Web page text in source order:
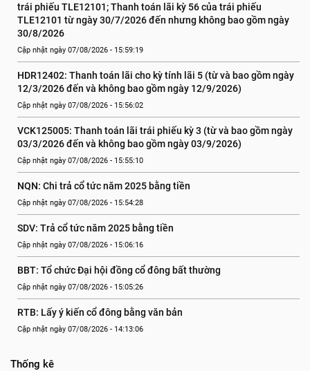
trái phiếu TLE12101; Thanh toán lãi kỳ 56 của trái phiếu
TLE12101 từ ngày 30/7/2026 đến nhưng không bao gồm ngày
30/8/2026
Cập nhật ngày 07/08/2026 - 15:59:19
HDR12402: Thanh toán lãi cho kỳ tính lãi 5 (từ và bao gồm ngày
12/3/2026 đến và không bao gồm ngày 12/9/2026)
Cập nhật ngày 07/08/2026 - 15:56:02
VCK125005: Thanh toán lãi trái phiếu kỳ 3 (từ và bao gồm ngày
03/3/2026 đến và không bao gồm ngày 03/9/2026)
Cập nhật ngày 07/08/2026 - 15:55:10
NQN: Chi trả cổ tức năm 2025 bằng tiền
Cập nhật ngày 07/08/2026 - 15:54:28
SDV: Trả cổ tức năm 2025 bằng tiền
Cập nhật ngày 07/08/2026 - 15:06:16
BBT: Tổ chức Đại hội đồng cổ đông bất thường
Cập nhật ngày 07/08/2026 - 15:05:26
RTB: Lấy ý kiến cổ đông bằng văn bản
Cập nhật ngày 07/08/2026 - 14:13:06
Thống kê